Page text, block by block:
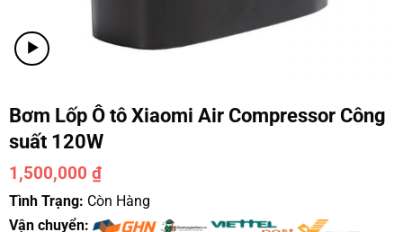
Bơm Lốp Ô tô Xiaomi Air Compressor Công
suất 120W
1,500,000 ₫
Tình Trạng: Còn Hàng
Vận chuyển: